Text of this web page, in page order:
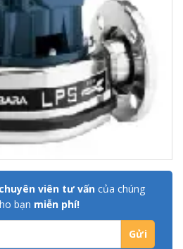
viên tư vấn của chúng
bạn miễn phí!